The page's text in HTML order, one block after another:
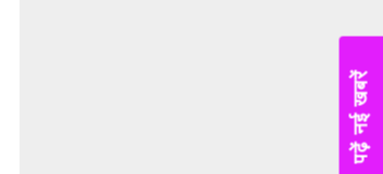
पढ़ें नई खबरें